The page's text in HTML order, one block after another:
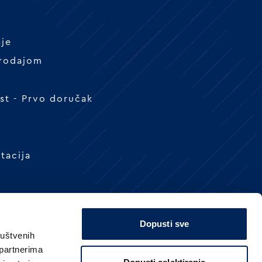
Dopusti sve
- Prvo doručak